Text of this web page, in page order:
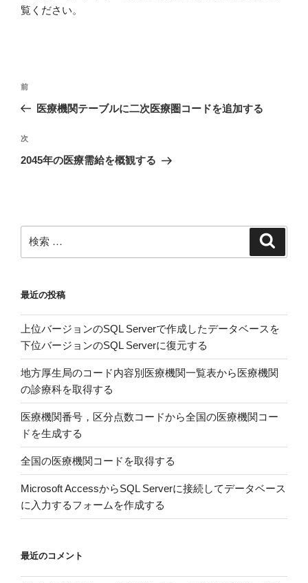
覧ください。
投
ナ
ビ
ゲ
ン
過
去
投
稿
前
医療機関テーブルに二次医療圏コードを追加する
次
の
次
2045年の医療需給を概観する
索:
最近の投稿
上位バージョンのSQL Serverで作成したデータベースを
下位バージョンのSQL Serverに復元する
地方厚生局のコード内容別医療機関一覧表から医療機関
の診療科を取得する
医療機関番号，区分点数コードから全国の医療機関コー
ドを生成する
全国の医療機関コードを取得する
Microsoft AccessからSQL Serverに接続してデータベース
に入力するフォームを作成する
最近のコメント